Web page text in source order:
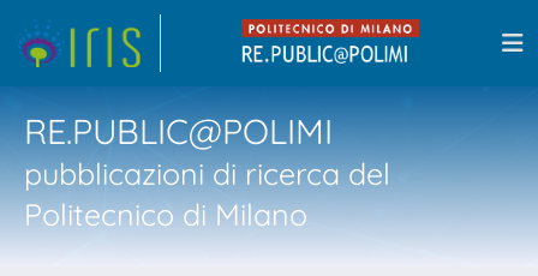
RE.PUBLIC@POLIMI
pubblicazioni di ricerca del
Politecnico di Milano